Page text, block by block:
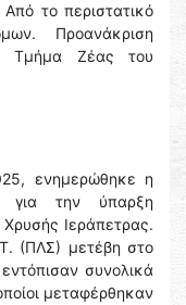
το περιστατικό
Προανάκριση
Τμήμα Ζέας του
ενημερώθηκε η
για την ύπαρξη
Ιεράπετρας.
(ΠΛΣ) μετέβη στο
συνολικά
μεταφέρθηκαν